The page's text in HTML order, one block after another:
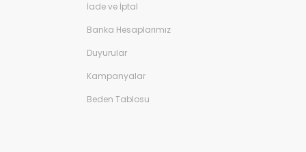
İade ve İptal
Banka Hesaplarımız
Duyurular
Kampanyalar
Beden Tablosu